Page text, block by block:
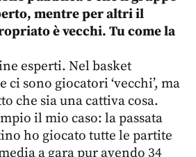
mentre per altri il
è vecchi. Tu come la
esperti. Nel basket
ci sono giocatori ‘vecchi’, ma
che sia una cattiva cosa.
il mio caso: la passata
ho giocato tutte le partite
a gara pur avendo 34